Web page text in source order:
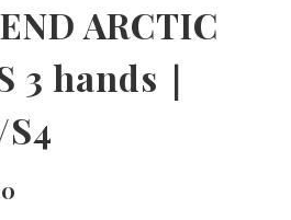
ARCTIC
3 hands｜